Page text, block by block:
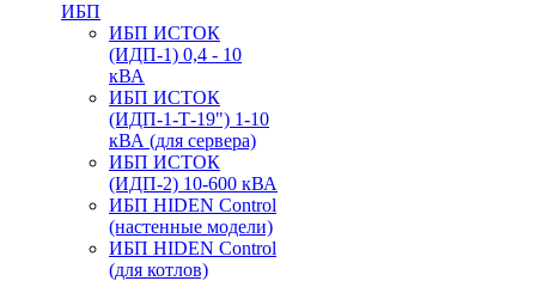
ИБП
ИБП ИСТОК
(ИДП-1) 0,4 - 10
кВА
ИБП ИСТОК
(ИДП-1-Т-19") 1-10
кВА (для сервера)
ИБП ИСТОК
(ИДП-2) 10-600 кВА
ИБП HIDEN Control
(настенные модели)
ИБП HIDEN Control
(для котлов)